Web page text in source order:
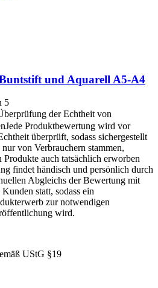
und Aquarell A5-A4
5
der Echtheit von
Jede Produktbewertung wird vor
überprüft, sodass sichergestellt
von Verbrauchern stammen,
Produkte auch tatsächlich erworben
findet händisch und persönlich durch
Abgleichs der Bewertung mit
statt, sodass ein
zur notwendigen
wird.
UStG §19